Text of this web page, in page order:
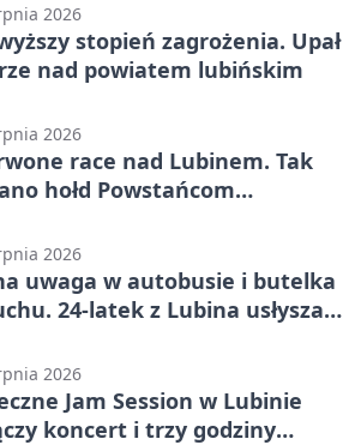
2026
stopień zagrożenia. Upał
nad powiatem lubińskim
2026
race nad Lubinem. Tak
hołd Powstańcom
2026
uwaga w autobusie i butelka
24-latek z Lubina usłyszał
2026
Jam Session w Lubinie
koncert i trzy godziny